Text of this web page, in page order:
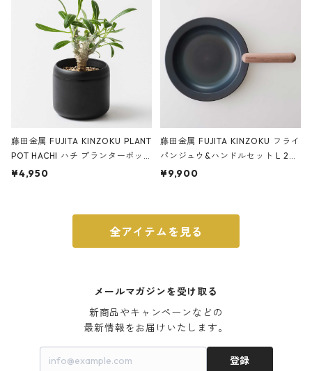
藤田金属 FUJITA KINZOKU PLANT
POT HACHI ハチ プランターポッ
ト 3号 ブラック
¥4,950
藤田金属 FUJITA KINZOKU フライ
パンジュウ&ハンドルセット L 24c
m ガス火・IH対応 鉄フライパン
¥9,900
全アイテムを見る
メールマガジンを受け取る
新商品やキャンペーンなどの
最新情報をお届けいたします。
登録